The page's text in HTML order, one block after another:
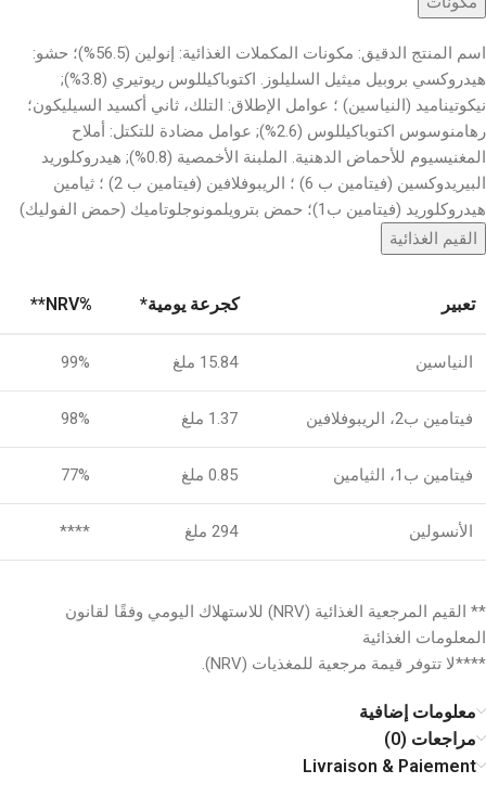
اسم المنتج الدقيق: مكونات المكملات الغذائية: إنولين (56.5%)؛ حشو:
هيدروكسي بروبيل ميثيل السليلوز. اكتوباكيللوس ريوتيري (3.8%);
نيكوتيناميد (النياسين) ؛ عوامل الإطلاق: التلك، ثاني أكسيد السيليكون؛
رهامنوسوس اكتوباكيللوس (2.6%); عوامل مضادة للتكتل: أملاح
المغنيسيوم للأحماض الدهنية. الملبنة الأخمصية (0.8%); هيدروكلوريد
البيريدوكسين (فيتامين ب 6) ؛ الريبوفلافين (فيتامين ب 2) ؛ ثيامين
هيدروكلوريد (فيتامين ب1)؛ حمض بترويلمونوجلوتاميك (حمض الفوليك)
القيم الغذائية
تعبير كجرعة يومية* %NRV**
النياسين 15.84 ملغ 99%
فيتامين ب2، الريبوفلافين 1.37 ملغ 98%
فيتامين ب1، الثيامين 0.85 ملغ 77%
الأنسولين 294 ملغ ****
** القيم المرجعية الغذائية (NRV) للاستهلاك اليومي وفقًا لقانون
المعلومات الغذائية
****لا تتوفر قيمة مرجعية للمغذيات (NRV).
معلومات إضافية
مراجعات (0)
Livraison & Paiement